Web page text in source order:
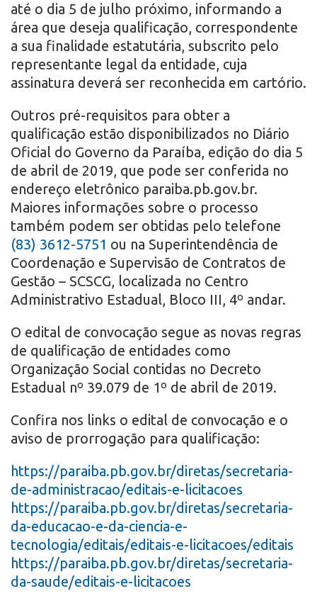
até o dia 5 de julho próximo, informando a
área que deseja qualificação, correspondente
a sua finalidade estatutária, subscrito pelo
representante legal da entidade, cuja
assinatura deverá ser reconhecida em cartório.
Outros pré-requisitos para obter a
qualificação estão disponibilizados no Diário
Oficial do Governo da Paraíba, edição do dia 5
de abril de 2019, que pode ser conferida no
endereço eletrônico paraiba.pb.gov.br.
Maiores informações sobre o processo
também podem ser obtidas pelo telefone
(83) 3612-5751 ou na Superintendência de
Coordenação e Supervisão de Contratos de
Gestão – SCSCG, localizada no Centro
Administrativo Estadual, Bloco III, 4º andar.
O edital de convocação segue as novas regras
de qualificação de entidades como
Organização Social contidas no Decreto
Estadual nº 39.079 de 1º de abril de 2019.
Confira nos links o edital de convocação e o
aviso de prorrogação para qualificação:
https://paraiba.pb.gov.br/diretas/secretaria-
de-administracao/editais-e-licitacoes
https://paraiba.pb.gov.br/diretas/secretaria-
da-educacao-e-da-ciencia-e-
tecnologia/editais/editais-e-licitacoes/editais
https://paraiba.pb.gov.br/diretas/secretaria-
da-saude/editais-e-licitacoes